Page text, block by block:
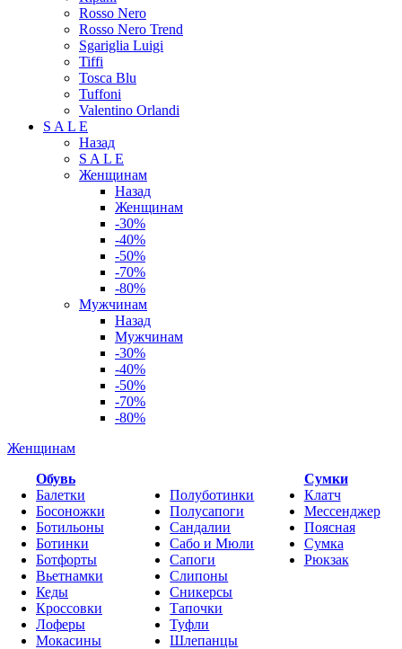
Rosso Nero
Rosso Nero Trend
Sgariglia Luigi
Tiffi
Tosca Blu
Tuffoni
Valentino Orlandi
S A L E
Назад
S A L E
Женщинам
Назад
Женщинам
-30%
-40%
-50%
-70%
-80%
Мужчинам
Назад
Мужчинам
-30%
-40%
-50%
-70%
-80%
Женщинам
Обувь
Балетки
Босоножки
Ботильоны
Ботинки
Ботфорты
Вьетнамки
Кеды
Кроссовки
Лоферы
Мокасины
Полуботинки
Полусапоги
Сандалии
Сабо и Мюли
Сапоги
Слипоны
Сникерсы
Тапочки
Туфли
Шлепанцы
Cумки
Клатч
Мессенджер
Поясная
Сумка
Рюкзак